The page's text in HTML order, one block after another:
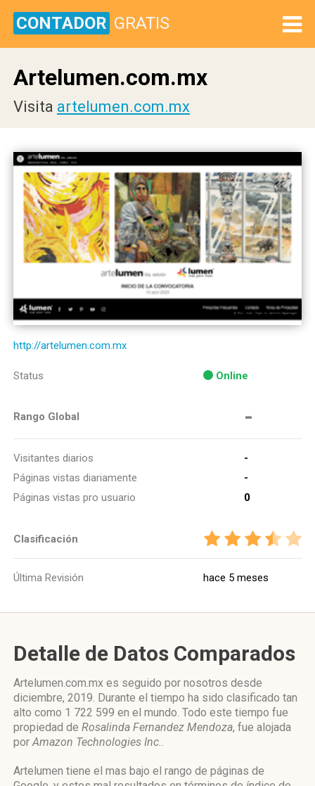
CONTADOR GRATIS
Artelumen.com.mx
Visita artelumen.com.mx
http://artelumen.com.mx
Status Online
Rango Global -
Visitantes diarios
-
Páginas vistas diariamente
-
Páginas vistas pro usuario
0
Clasificación
Última Revisión hace 5 meses
Detalle de Datos Comparados
Artelumen.com.mx es seguido por nosotros desde
diciembre, 2019. Durante el tiempo ha sido clasificado tan
alto como 1 722 599 en el mundo. Todo este tiempo fue
propiedad de Rosalinda Fernandez Mendoza, fue alojada
porAmazon Technologies Inc..
Artelumen tiene el mas bajo el rango de páginas de